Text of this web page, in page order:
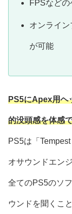
FPSなど
オンライン
が可能
PS5にApex用ヘ
的没頭感を体感
PS5は「
オサウンドエン
全てのPS5のソ
ウンドを聞くこ